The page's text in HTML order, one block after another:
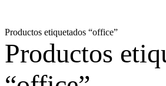
Productos etiquetados “office”
Productos